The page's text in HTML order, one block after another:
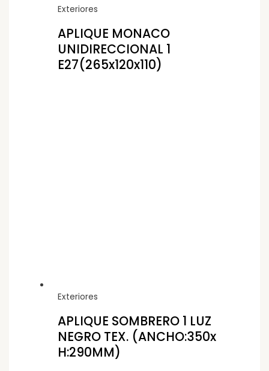
Exteriores
APLIQUE MONACO
UNIDIRECCIONAL 1
E27(265x120x110)
Exteriores
APLIQUE SOMBRERO 1 LUZ
NEGRO TEX. (ANCHO:350x
H:290MM)